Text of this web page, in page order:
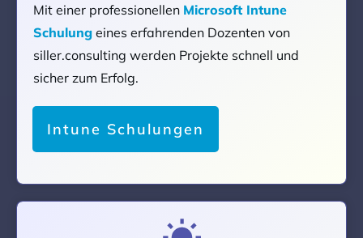
Mit einer professionellen Microsoft Intune
Schulung eines erfahrenden Dozenten von
siller.consulting werden Projekte schnell und
sicher zum Erfolg.
Intune Schulungen